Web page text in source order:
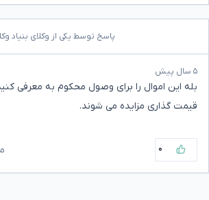
پاسخ توسط یکی از وکلای بنیاد
۵ سال پیش
بله این اموال را برای وصول محکوم به معرفی
قیمت گذاری مزایده می شوند.
۰